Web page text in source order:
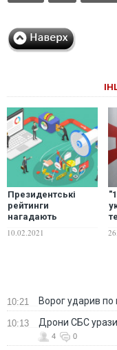
Президентські
рейтинги
нагадають
серіал, який
10.02.2021
10:21 Ворог ударив по
10:13 Дрони СБС
4 0